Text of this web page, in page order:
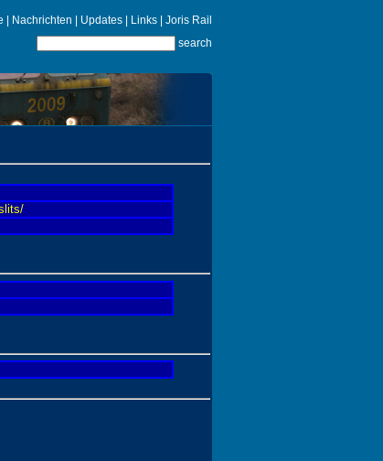
| Nachrichten | Updates Links
Joris Rail
search